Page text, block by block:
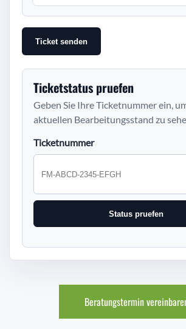
Ticket senden
Ticketstatus pruefen
Geben Sie Ihre Ticketnummer ein,
aktuellen Bearbeitungsstand zu
Ticketnummer
Status pruefen
Beratungstermin